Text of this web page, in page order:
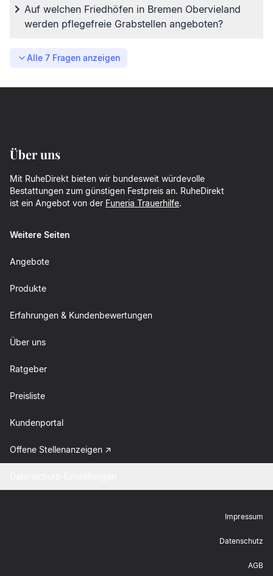
Auf welchen Friedhöfen in Bremen Obervieland
werden pflegefreie Grabstellen angeboten?
Alle 7 Fragen anzeigen
Über uns
Mit RuheDirekt bieten wir bundesweit würdevolle
Bestattungen zum günstigen Festpreis an. RuheDirekt
ist ein Angebot von der Funeria Trauerhilfe.
Weitere Seiten
Angebote
Produkte
Erfahrungen & Kundenbewertungen
Über uns
Ratgeber
Preisliste
Kundenportal
Offene Stellenanzeigen
Impressum
Datenschutz
AGB